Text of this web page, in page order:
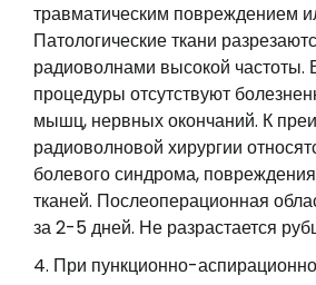
травматическим повреждением
Патологические ткани
радиоволнами высокой частоты.
процедуры отсутствуют
мышц, нервных окончаний. К
радиоволновой хирургии
болевого синдрома,
тканей. Послеоперационная
за 2-5 дней. Не разрастается
При пункционно-